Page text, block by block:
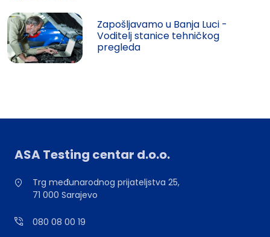
Zapošljavamo u Banja Luci -
Voditelj stanice tehničkog
pregleda
ASA Testing centar d.o.o.
Trg međunarodnog prijateljstva 25,
71 000 Sarajevo
080 08 00 19